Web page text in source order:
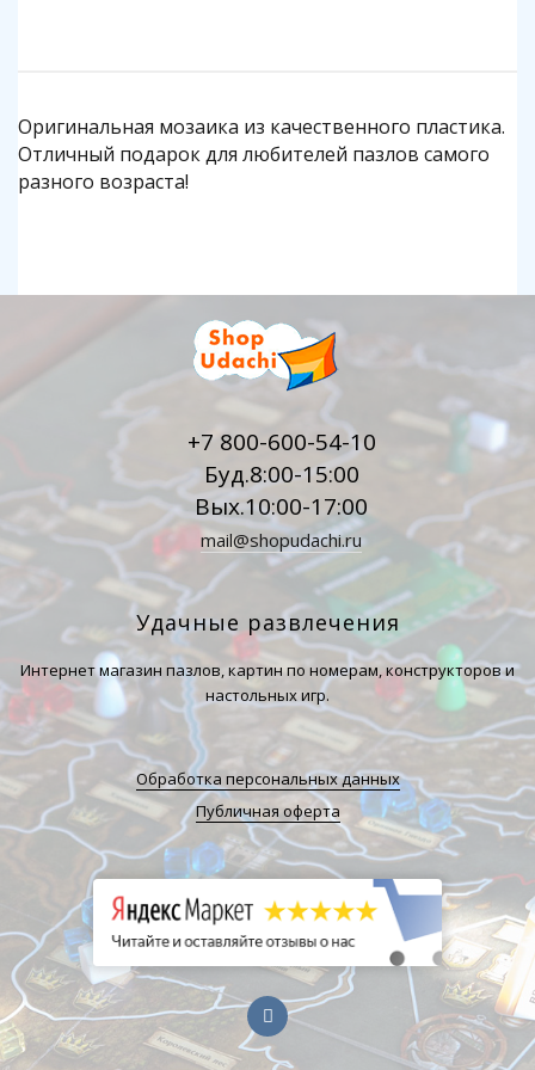
Оригинальная мозаика из качественного пластика.
Отличный подарок для любителей пазлов самого
разного возраста!
+7 800-600-54-10
Буд.8:00-15:00
Вых.10:00-17:00
mail@shopudachi.ru
Удачные развлечения
Интернет магазин пазлов, картин по номерам, конструкторов и
настольных игр.
Обработка персональных данных
Публичная оферта